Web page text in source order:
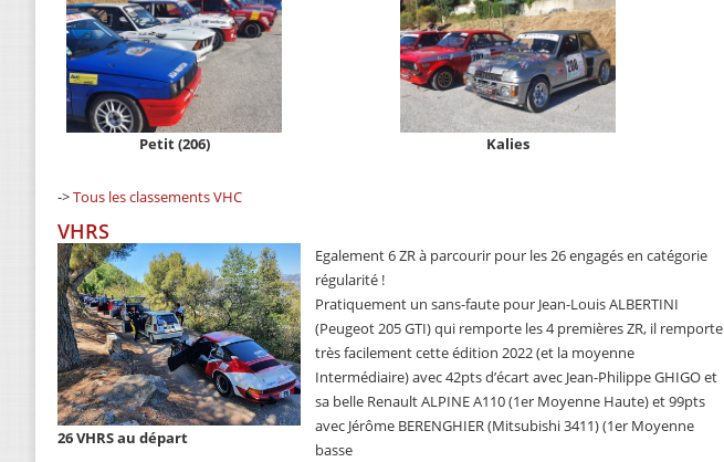
Petit (206) Kalies
->Tous les classements VHC
VHRS
26 VHRS au départ
Egalement 6 ZR à parcourir pour les 26 engagés en catégorie
régularité !
Pratiquement un sans-faute pour Jean-Louis ALBERTINI
(Peugeot 205 GTI) qui remporte les 4 premières ZR, il remporte
très facilement cette édition 2022 (et la moyenne
Intermédiaire) avec 42pts d’écart avec Jean-Philippe GHIGO et
sa belle Renault ALPINE A110 (1er Moyenne Haute) et 99pts
avec Jérôme BERENGHIER (Mitsubishi 3411) (1er Moyenne
basse